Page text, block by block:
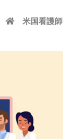
米国看護師